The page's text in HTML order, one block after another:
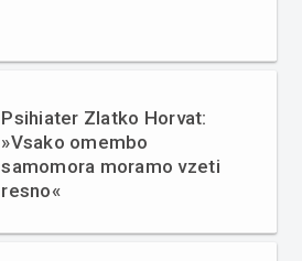
Psihiater Zlatko Horvat:
»Vsako omembo
samomora moramo vzeti
resno«